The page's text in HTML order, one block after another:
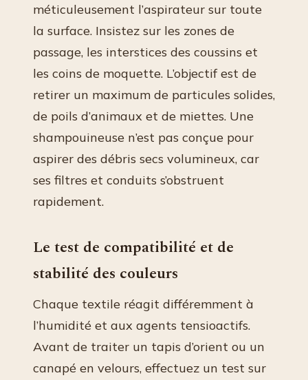
méticuleusement l’aspirateur sur toute
la surface. Insistez sur les zones de
passage, les interstices des coussins et
les coins de moquette. L’objectif est de
retirer un maximum de particules solides,
de poils d’animaux et de miettes. Une
shampouineuse n’est pas conçue pour
aspirer des débris secs volumineux, car
ses filtres et conduits s’obstruent
rapidement.
Le test de compatibilité et de
stabilité des couleurs
Chaque textile réagit différemment à
l’humidité et aux agents tensioactifs.
Avant de traiter un tapis d’orient ou un
canapé en velours, effectuez un test sur